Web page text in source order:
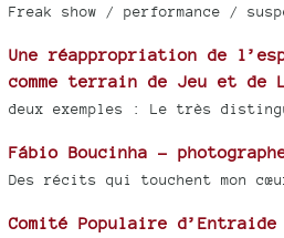
Freak show / performance /
Une réappropriation de
comme terrain de Jeu et de
deux exemples : Le très
Fábio Boucinha -
Des récits qui touchent mon
Comité Populaire